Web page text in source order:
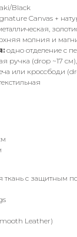
Black
Canvas +
молния и
одно отделение с
ручка (drop ~17
или кроссбоди
ткань с защитным
Leather)